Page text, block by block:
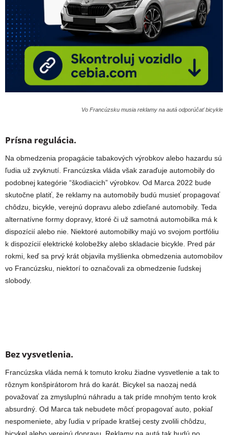
Vo Francúzsku musia reklamy na autá odporúčať bicykle
Prísna regulácia.
Na obmedzenia propagácie tabakových výrobkov alebo hazardu sú
ľudia už zvyknutí. Francúzska vláda však zaraďuje automobily do
podobnej kategórie “škodiacich” výrobkov. Od Marca 2022 bude
skutočne platiť, že reklamy na automobily budú musieť propagovať
chôdzu, bicykle, verejnú dopravu alebo zdieľané automobily. Teda
alternatívne formy dopravy, ktoré či už samotná automobilka má k
dispozícií alebo nie. Niektoré automobilky majú vo svojom portfóliu
k dispozícií elektrické kolobežky alebo skladacie bicykle. Pred pár
rokmi, keď sa prvý krát objavila myšlienka obmedzenia automobilov
vo Francúzsku, niektorí to označovali za obmedzenie ľudskej
slobody.
Bez vysvetlenia.
Francúzska vláda nemá k tomuto kroku žiadne vysvetlenie a tak to
rôznym konšpirátorom hrá do karát. Bicykel sa naozaj nedá
považovať za zmysluplnú náhradu a tak príde mnohým tento krok
absurdný. Od Marca tak nebudete môcť propagovať auto, pokiaľ
nespomeniete, aby ľudia v prípade kratšej cesty zvolili chôdzu,